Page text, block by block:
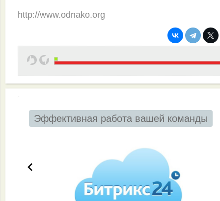
http://www.odnako.org
Эффективная работа вашей команды